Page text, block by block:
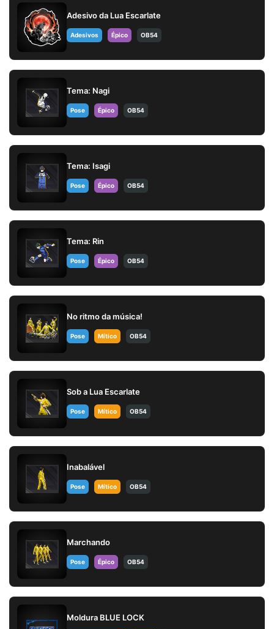
Adesivo da Lua Escarlate
Adesivos Épico OB54
Tema: Nagi
Pose Épico OB54
Tema: Isagi
Pose Épico OB54
Tema: Rin
Pose Épico OB54
No ritmo da música!
Pose Mítico OB54
Sob a Lua Escarlate
Pose Mítico OB54
Inabalável
Pose Mítico OB54
Marchando
Pose Épico OB54
Moldura BLUE LOCK